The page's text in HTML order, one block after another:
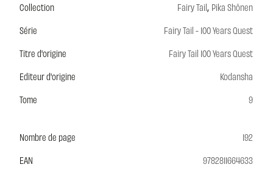
Collection
Fairy Tail, Pika Shônen
Série
Fairy Tail - 100 Years Quest
Titre d'origine
Fairy Tail 100 Years Quest
Editeur d'origine
Kodansha
Tome
9
Nombre de page
192
EAN
9782811664633